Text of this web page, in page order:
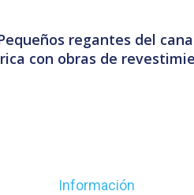
regantes del
con obras de
Información